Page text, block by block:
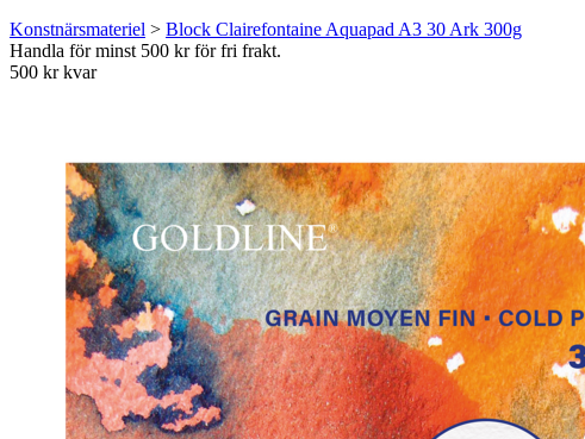
Konstnärsmateriel > Block Clairefontaine Aquapad A3 30 Ark 300g
Handla för minst 500 kr för fri frakt.
500 kr kvar